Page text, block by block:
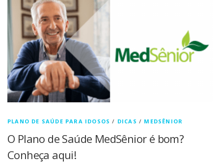
PLANO DE SAÚDE PARA IDOSOS / DICAS / MEDSÊNIOR
O Plano de Saúde MedSênior é bom?
Conheça aqui!